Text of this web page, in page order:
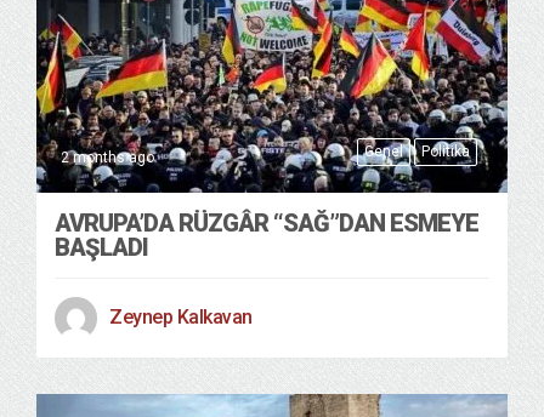
Genel Politika
2 months ago
AVRUPA’DA RÜZGÂR “SAĞ”DAN ESMEYE
BAŞLADI
Zeynep Kalkavan